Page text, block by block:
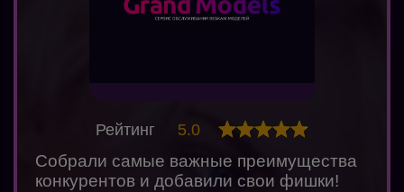
Собрали самые важные преимущества
конкурентов и добавили свои фишки!
Рейтинг 5.0